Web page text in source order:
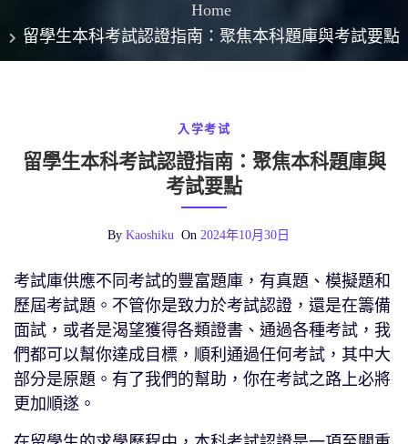
Home
留學生本科考試認證指南：聚焦本科題庫與考試要點
入学考试
留學生本科考試認證指南：聚焦本科題庫與
考試要點
By Kaoshiku On 2024年10月30日
考試庫供應不同考試的豐富題庫，有真題、模擬題和
歷屆考試題。不管你是致力於考試認證，還是在籌備
面試，或者是渴望獲得各類證書、通過各種考試，我
們都可以幫你達成目標，順利通過任何考試，其中大
部分是原題。有了我們的幫助，你在考試之路上必將
更加順遂。